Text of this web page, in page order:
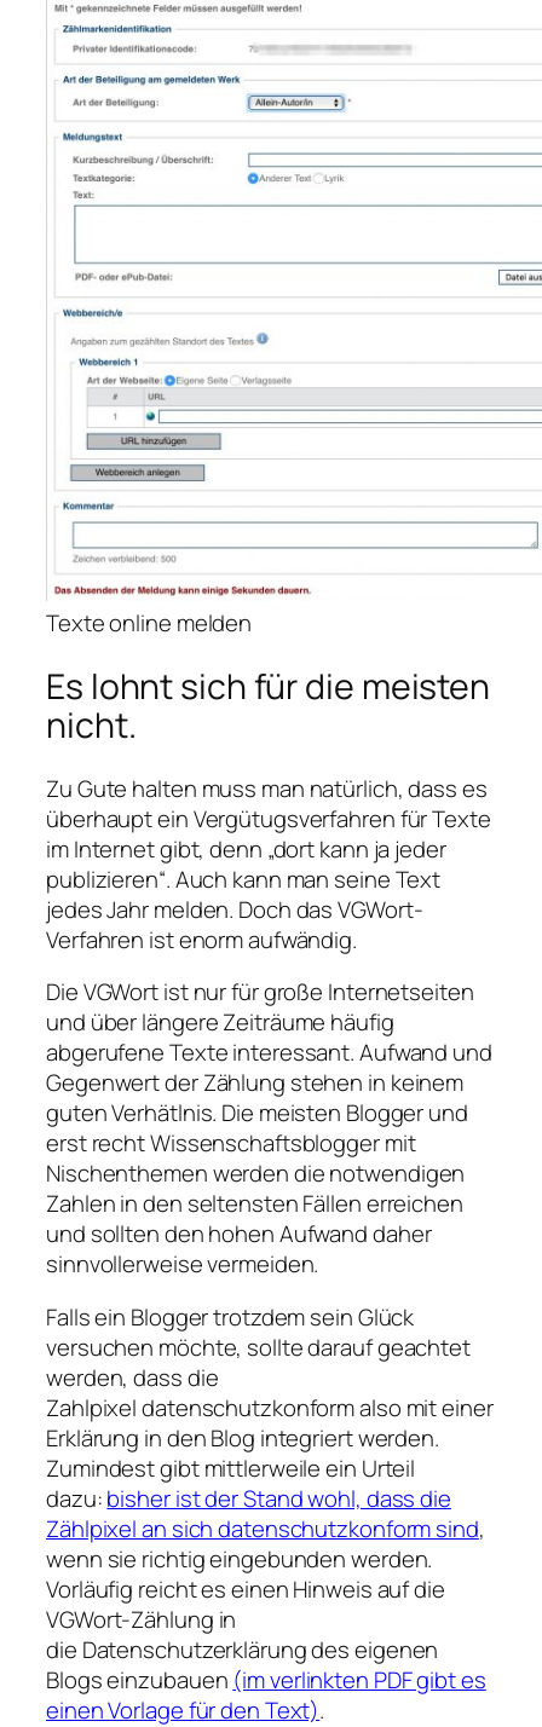
Texte online melden
Es lohnt sich für die meisten
nicht.
Zu Gute halten muss man natürlich, dass es
überhaupt ein Vergütugsverfahren für Texte
im Internet gibt, denn „dort kann ja jeder
publizieren“. Auch kann man seine Text
jedes Jahr melden. Doch das VGWort-
Verfahren ist enorm aufwändig.
Die VGWort ist nur für große Internetseiten
und über längere Zeiträume häufig
abgerufene Texte interessant. Aufwand und
Gegenwert der Zählung stehen in keinem
guten Verhätlnis. Die meisten Blogger und
erst recht Wissenschaftsblogger mit
Nischenthemen werden die notwendigen
Zahlen in den seltensten Fällen erreichen
und sollten den hohen Aufwand daher
sinnvollerweise vermeiden.
Falls ein Blogger trotzdem sein Glück
versuchen möchte, sollte darauf geachtet
werden, dass die
Zahlpixel datenschutzkonform also mit einer
Erklärung in den Blog integriert werden.
Zumindest gibt mittlerweile ein Urteil
dazu:bisher ist der Stand wohl, dass die
Zählpixel an sich datenschutzkonform sind,
wenn sie richtig eingebunden werden.
Vorläufig reicht es einen Hinweis auf die
VGWort-Zählung in
die Datenschutzerklärung des eigenen
Blogs einzubauen (im verlinkten PDF gibt es
einen Vorlage für den Text).